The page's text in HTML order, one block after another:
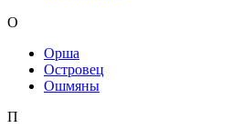
О
Орша
Островец
Ошмяны
П